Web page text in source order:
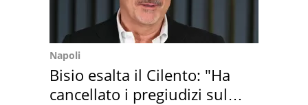
Napoli
Bisio esalta il Cilento: "Ha
cancellato i pregiudizi sul